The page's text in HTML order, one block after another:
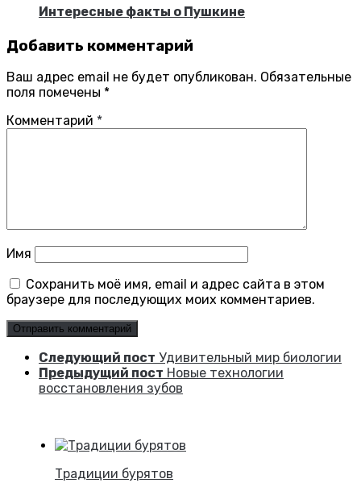
Интересные факты о Пушкине
Добавить комментарий
Ваш адрес email не будет опубликован. Обязательные
поля помечены *
Комментарий *
Имя
Сохранить моё имя, email и адрес сайта в этом
браузере для последующих моих комментариев.
Следующий пост Удивительный мир биологии
Предыдущий пост Новые технологии
восстановления зубов
Традиции бурятов